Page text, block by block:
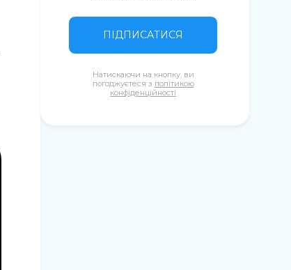
ПІДПИСАТИСЯ
Натискаючи на кнопку, ви
погоджуєтеся з політикою
конфіденційності